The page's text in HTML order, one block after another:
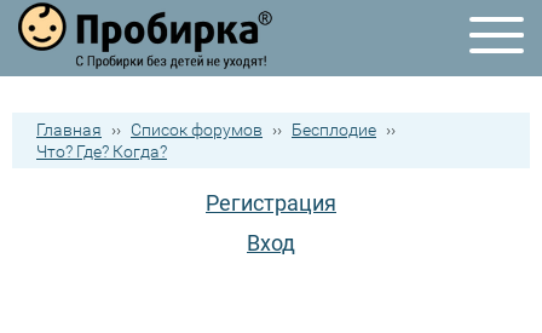
Главная ›› Список форумов ›› Бесплодие ››
Что? Где? Когда?
Регистрация
Вход